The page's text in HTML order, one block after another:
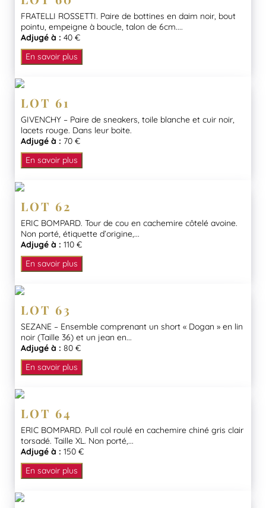
FRATELLI ROSSETTI. Paire de bottines en daim noir, bout
pointu, empeigne à boucle, talon de 6cm....
Adjugé à : 40 €
En savoir plus
LOT 61
GIVENCHY – Paire de sneakers, toile blanche et cuir noir,
lacets rouge. Dans leur boite.
Adjugé à : 70 €
En savoir plus
LOT 62
ERIC BOMPARD. Tour de cou en cachemire côtelé avoine.
Non porté, étiquette d’origine,...
Adjugé à : 110 €
En savoir plus
LOT 63
SEZANE – Ensemble comprenant un short « Dogan » en lin
noir (Taille 36) et un jean en...
Adjugé à : 80 €
En savoir plus
LOT 64
ERIC BOMPARD. Pull col roulé en cachemire chiné gris clair
torsadé. Taille XL. Non porté,...
Adjugé à : 150 €
En savoir plus